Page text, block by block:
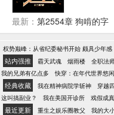
最新： 第2554章 狗啃的字
权势巅峰：从省纪委秘书开始 颇具少年感
站内强推 霸天武魂 烟雨楼 全职法
我的兄弟有亿点多
快穿：在年代世界悠
经典收藏 我在精神病院学斩神 穿越
这叫搞副业？
我在美国开诊所 戏假成
最近更新 重生之娱乐圈教父 我的大